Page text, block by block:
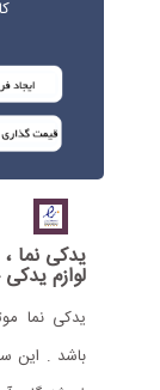
یدکی نما
لوازم
یدکی نما
باشد . این